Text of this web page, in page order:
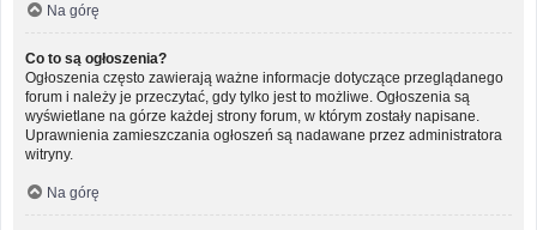
Na górę
Co to są ogłoszenia?
Ogłoszenia często zawierają ważne informacje dotyczące przeglądanego
forum i należy je przeczytać, gdy tylko jest to możliwe. Ogłoszenia są
wyświetlane na górze każdej strony forum, w którym zostały napisane.
Uprawnienia zamieszczania ogłoszeń są nadawane przez administratora
witryny.
Na górę